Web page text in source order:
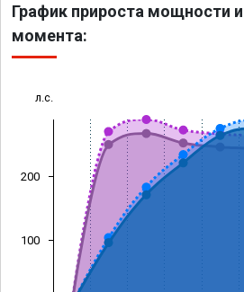
График прироста мощности
момента:
л.с.
100
200